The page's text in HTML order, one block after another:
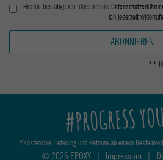
Hiermit bestätige ich, dass ich die
ich jederzeit
ABONNIEREN
**
#PROGRESS
*Kostenlose Lieferung und Retoure ab einem
© 2026 EPOXY | Impressum |